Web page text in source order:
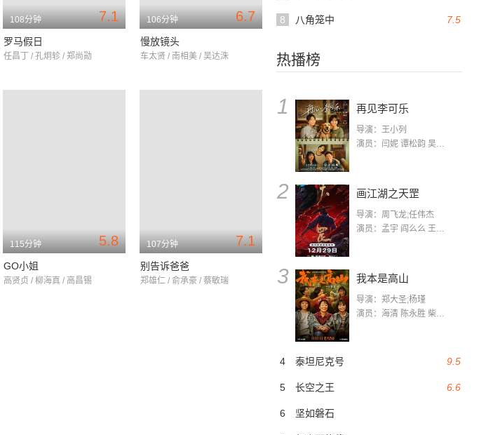
7.5
8 八角笼中
热播榜
1 再见李可乐
导演：王小列
演员：闫妮 谭松韵 吴京 蒋龙 赵小棠 冯雷 李虎城 平安 小七 小可乐
2 画江湖之天罡
导演：周飞龙;任伟杰
演员：孟宇 阎么么 王凯 郭政建 阎萌萌 杨默 高枫 齐斯伽 刘芊含 马程
3 我本是高山
导演：郑大圣;杨瑾
演员：海清 陈永胜 柴烨 王玥婷 万国鹏 美朵达瓦 赵瑞婷 罗解艳 郭莉娜 潘家艳
9.5
4 泰坦尼克号
6.6
5 长空之王
6 坚如磐石
7.1
108分钟
罗马假日
任昌丁 / 孔炯轸 / 郑尚勋
6.7
106分钟
慢放镜头
车太贤 / 南相美 / 吴达洙
5.8
115分钟
GO小姐
高贤贞 / 柳海真 / 高昌锡
7.1
107分钟
别告诉爸爸
郑雄仁 / 俞承豪 / 蔡敏瑞